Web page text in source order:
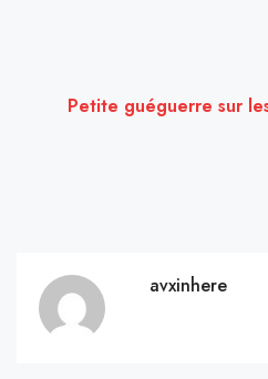
Petite guéguerre sur
avxinhere